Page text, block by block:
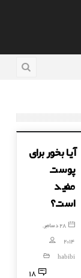
آیا بخور برای
پوست
مفید
است؟
28 دسامبر,
2014
habibi
18